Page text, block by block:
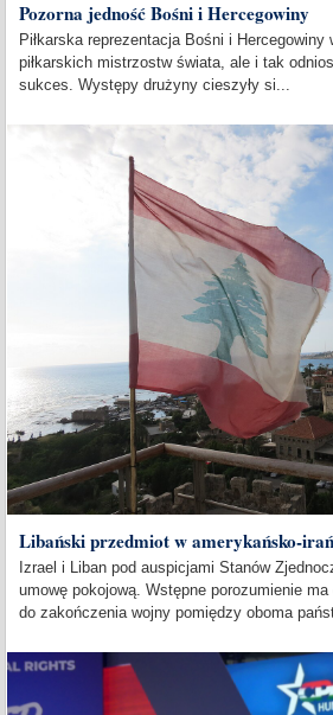
Pozorna jedność Bośni i Hercegowiny
Piłkarska reprezentacja Bośni i Hercegowiny
piłkarskich mistrzostw świata, ale i tak
sukces. Występy drużyny cieszyły si...
Libański przedmiot w amerykańsko-
Izrael i Liban pod auspicjami Stanów
umowę pokojową. Wstępne porozumienie
do zakończenia wojny pomiędzy oboma